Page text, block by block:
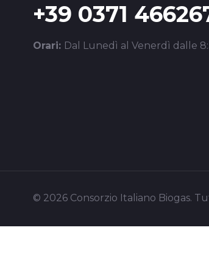
+39 0371
Orari: Dal Lunedì al Venerdì dalle
© 2026 Consorzio Italiano Biogas.